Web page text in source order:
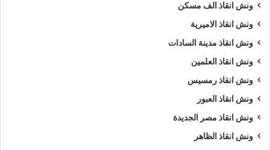
ونش انقاذ الف مسكن
ونش انقاذ الاميرية
ونش انقاذ مدينة السادات
ونش انقاذ العلمين
ونش انقاذ رمسيس
ونش انقاذ العبور
ونش انقاذ مصر الجديدة
ونش انقاذ الظاهر